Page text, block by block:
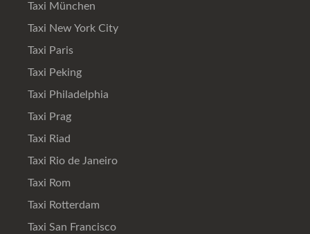
Taxi München
Taxi New York City
Taxi Paris
Taxi Peking
Taxi Philadelphia
Taxi Prag
Taxi Riad
Taxi Rio de Janeiro
Taxi Rom
Taxi Rotterdam
Taxi San Francisco